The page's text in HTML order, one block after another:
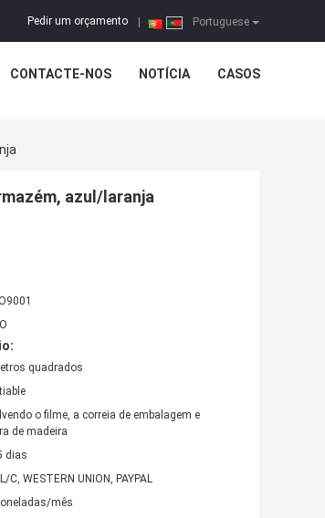
Portuguese
Pedir um orçamento
CONTACTE-NOS NOTÍCIA CASOS
azul/laranja
quadrados
o filme, a correia de embalagem e
de madeira
dias
C, WESTERN UNION, PAYPAL
mês